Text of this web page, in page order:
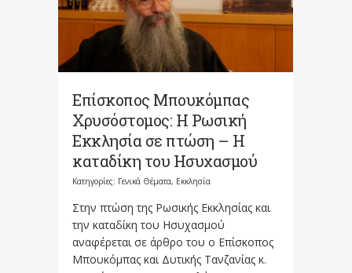
Επίσκοπος Μπουκόμπας
Χρυσόστομος: Η Ρωσική
Εκκλησία σε πτώση – Η
καταδίκη του Ησυχασμού
Κατηγορίες: Γενικά Θέματα, Εκκλησία
Στην πτώση της Ρωσικής Εκκλησίας και
την καταδίκη του Ησυχασμού
αναφέρεται σε άρθρο του ο Επίσκοπος
Μπουκόμπας και Δυτικής Τανζανίας κ.